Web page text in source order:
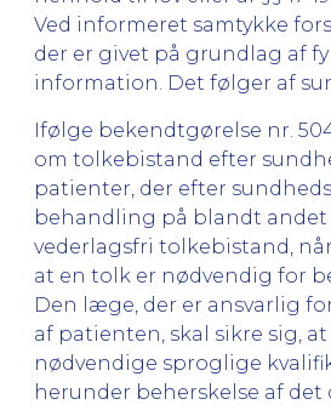
Ved informeret samtykke
der er givet på grundlag af
information. Det følger af
Ifølge bekendtgørelse nr.
om tolkebistand efter
patienter, der efter
behandling på blandt andet
vederlagsfri tolkebistand,
at en tolk er nødvendig for
Den læge, der er ansvarlig
af patienten, skal sikre sig,
nødvendige sproglige
herunder beherskelse af det